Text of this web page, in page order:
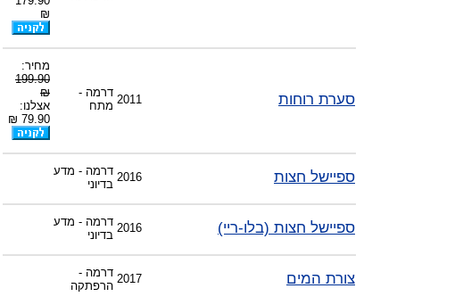
₪
סערת רוחות 2011
דרמה -
מתח
מחיר:
199.90
₪
אצלנו:
79.90 ₪
ספיישל חצות 2016 דרמה - מדע
בדיוני
ספיישל חצות (בלו-ריי) 2016 דרמה - מדע
בדיוני
צורת המים 2017 דרמה -
הרפתקה